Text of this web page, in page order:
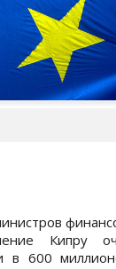
Кипру
в 600